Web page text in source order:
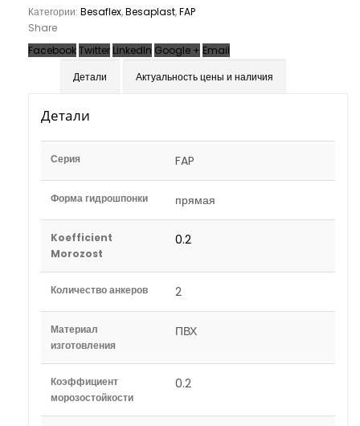
Категории: Besaflex,Besaplast,FAP
Share
FacebookTwitter LinkedIn Google + Email
Детали
Актуальность цены и наличия
Детали
Серия FAP
Форма гидрошпонки прямая
Koefficient
Morozost
0.2
Количество анкеров 2
Материал
изготовления
ПВХ
Коэффициент
морозостойкости
0.2